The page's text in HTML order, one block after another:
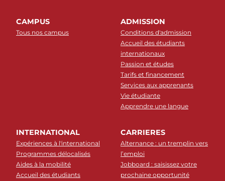
CAMPUS
Tous nos campus
ADMISSION
Conditions d'admission
Accueil des étudiants
internationaux
Passion et études
Tarifs et financement
Services aux apprenants
Vie étudiante
Apprendre une langue
INTERNATIONAL
Expériences à l'international
Programmes délocalisés
Aides à la mobilité
Accueil des étudiants
CARRIERES
Alternance : un tremplin vers
l’emploi
Jobboard : saisissez votre
prochaine opportunité